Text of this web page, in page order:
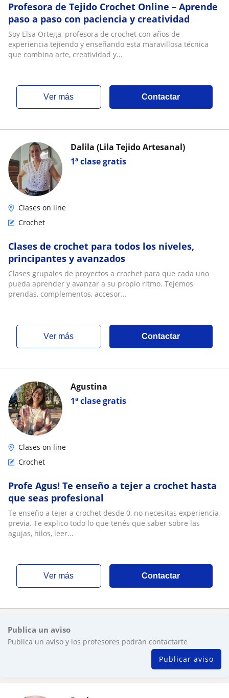
Profesora de Tejido Crochet Online – Aprende
paso a paso con paciencia y creatividad
Soy Elsa Ortega, profesora de crochet con años de
experiencia tejiendo y enseñando esta maravillosa técnica
que combina arte, creatividad y...
ver más Contactar
1ª clase gratis
Dalila (Lila Tejido Artesanal)
Clases on line
Crochet
Clases de crochet para todos los niveles,
principantes y avanzados
Clases grupales de proyectos a crochet para que cada uno
pueda aprender y avanzar a su propio ritmo. Tejemos
prendas, complementos, accesor...
ver más Contactar
1ª clase gratis
Agustina
Clases on line
Crochet
Profe Agus! Te enseño a tejer a crochet hasta
que seas profesional
Te enseño a tejer a crochet desde 0, no necesitas experiencia
previa. Te explico todo lo que tenés que saber sobre las
agujas, hilos, leer...
ver más Contactar
Publica un aviso
Publica un aviso y los profesores podrán contactarte
Publicar aviso